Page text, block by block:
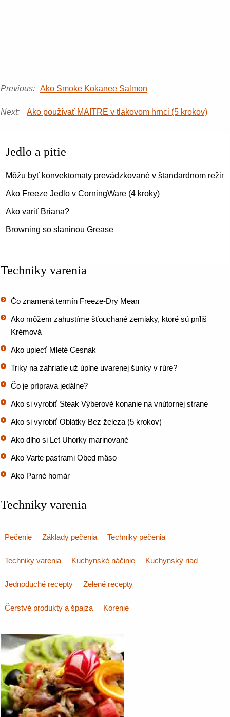
Previous: Ako Smoke Kokanee Salmon
Next: Ako používať MAITRE v tlakovom hrnci (5 krokov)
Jedlo a pitie
Môžu byť konvektomaty prevádzkované v štandardnom
Ako Freeze Jedlo v CorningWare (4 kroky)
Ako variť Briana?
Browning so slaninou Grease
Techniky varenia
Čo znamená termín Freeze-Dry Mean
Ako môžem zahustíme šťouchané zemiaky, ktoré sú príliš
Krémová
Ako upiecť Mleté Cesnak
Triky na zahriatie už úplne uvarenej šunky v rúre?
Čo je príprava jedálne?
Ako si vyrobiť Steak Výberové konanie na vnútornej strane
Ako si vyrobiť Oblátky Bez železa (5 krokov)
Ako dlho si Let Uhorky marinované
Ako Varte pastrami Obed mäso
Ako Parné homár
Techniky varenia
Pečenie Základy pečenia Techniky pečenia
Techniky varenia Kuchynské náčinie Kuchynský riad
Jednoduché recepty Zelené recepty
Čerstvé produkty a špajza Korenie